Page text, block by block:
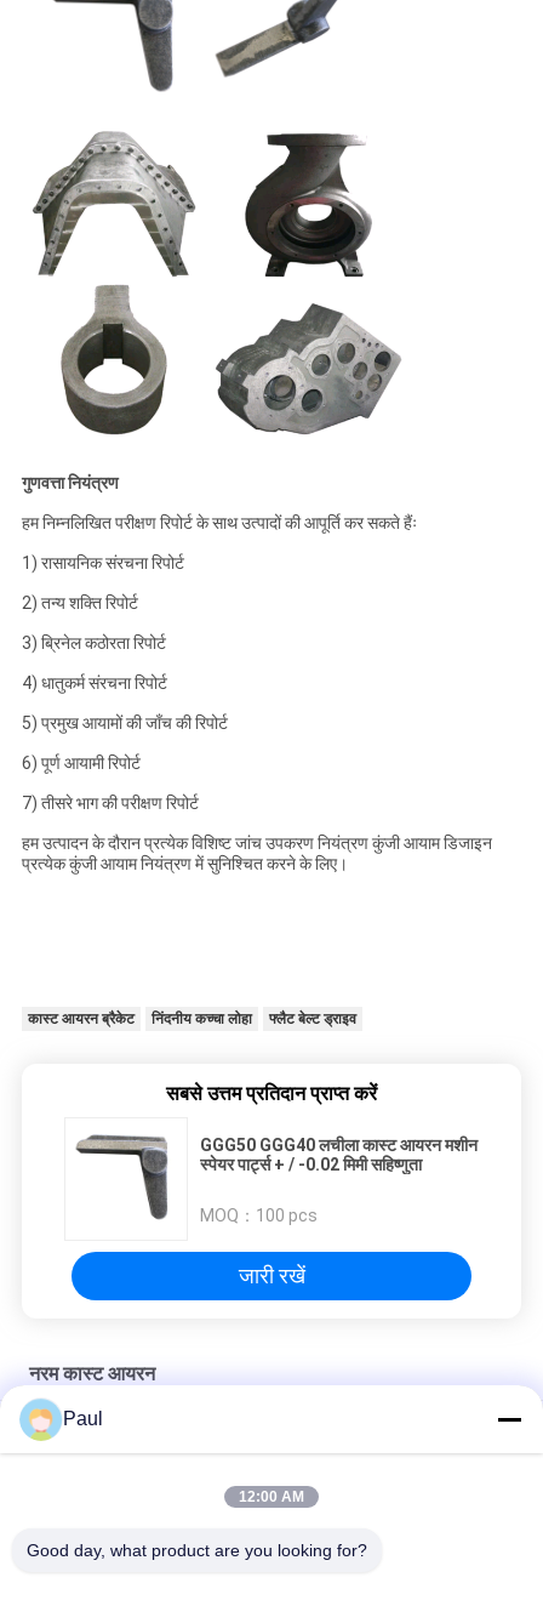
गुणवत्ता नियंत्रण
हम निम्नलिखित परीक्षण रिपोर्ट के साथ उत्पादों की आपूर्ति कर सकते हैंः
1) रासायनिक संरचना रिपोर्ट
2) तन्य शक्ति रिपोर्ट
3) ब्रिनेल कठोरता रिपोर्ट
4) धातुकर्म संरचना रिपोर्ट
5) प्रमुख आयामों की जाँच की रिपोर्ट
6) पूर्ण आयामी रिपोर्ट
7) तीसरे भाग की परीक्षण रिपोर्ट
हम उत्पादन के दौरान प्रत्येक विशिष्ट जांच उपकरण नियंत्रण कुंजी आयाम डिजाइन
प्रत्येक कुंजी आयाम नियंत्रण में सुनिश्चित करने के लिए।
कास्ट आयरन ब्रैकेट निंदनीय कच्चा लोहा फ्लैट बेल्ट ड्राइव
सबसे उत्तम प्रतिदान प्राप्त करें
GGG50 GGG40 लचीला कास्ट आयरन मशीन
स्पेयर पार्ट्स + / -0.02 मिमी सहिष्णुता
MOQ： 100 pcs
जारी रखें
नरम कास्ट आयरन
तन्य लौह रेत कास्टिंग असर सीट असर आवास
Paul
12:00 AM
Good day, what product are you looking for?